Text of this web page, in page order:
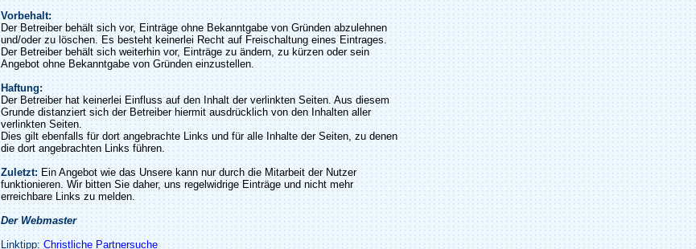
Vorbehalt:
Der Betreiber behält sich vor, Einträge ohne Bekanntgabe von Gründen abzulehnen
und/oder zu löschen. Es besteht keinerlei Recht auf Freischaltung eines Eintrages.
Der Betreiber behält sich weiterhin vor, Einträge zu ändern, zu kürzen oder sein
Angebot ohne Bekanntgabe von Gründen einzustellen.
Haftung:
Der Betreiber hat keinerlei Einfluss auf den Inhalt der verlinkten Seiten. Aus diesem
Grunde distanziert sich der Betreiber hiermit ausdrücklich von den Inhalten aller
verlinkten Seiten.
Dies gilt ebenfalls für dort angebrachte Links und für alle Inhalte der Seiten, zu denen
die dort angebrachten Links führen.
Zuletzt: Ein Angebot wie das Unsere kann nur durch die Mitarbeit der Nutzer
funktionieren. Wir bitten Sie daher, uns regelwidrige Einträge und nicht mehr
erreichbare Links zu melden.
Der Webmaster
Linktipp:Christliche Partnersuche